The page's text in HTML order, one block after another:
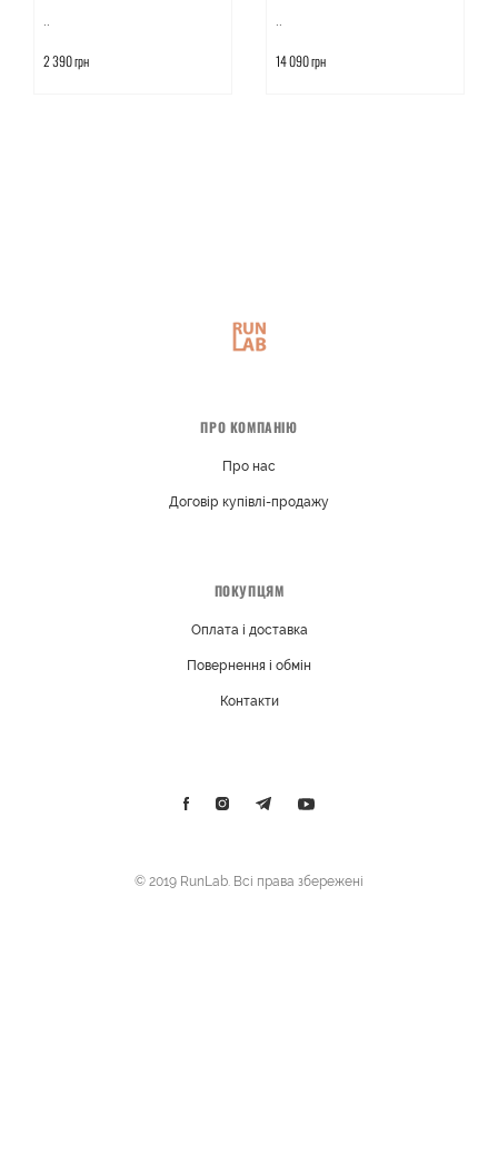
2 390 грн 14 090 грн
ПРО КОМПАНІЮ
Про нас
Договір купівлі-продажу
ПОКУПЦЯМ
Оплата і доставка
Повернення і обмін
Контакти
© 2019 RunLab. Всі права збережені